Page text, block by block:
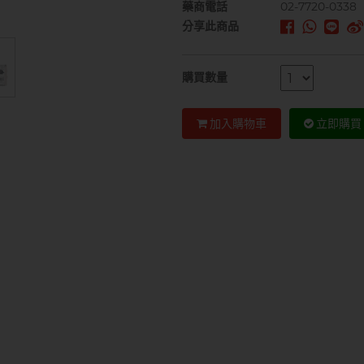
藥商電話
02-7720-0338
分享此商品
購買數量
加入購物車 立即購買